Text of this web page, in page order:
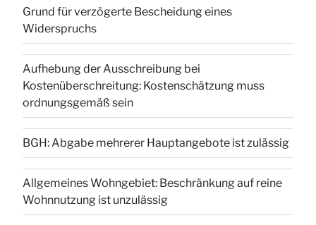
Grund für verzögerte Bescheidung eines
Widerspruchs
Aufhebung der Ausschreibung bei
Kostenüberschreitung: Kostenschätzung muss
ordnungsgemäß sein
BGH: Abgabe mehrerer Hauptangebote ist zulässig
Allgemeines Wohngebiet: Beschränkung auf reine
Wohnnutzung ist unzulässig